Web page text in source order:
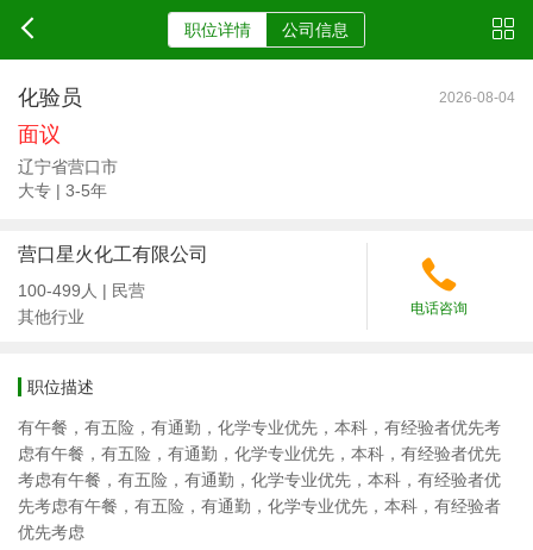
职位详情 公司信息
化验员 2026-08-04
面议
辽宁省营口市
大专 | 3-5年
营口星火化工有限公司
100-499人 | 民营
其他行业
电话咨询
职位描述
有午餐，有五险，有通勤，化学专业优先，本科，有经验者优先考
虑有午餐，有五险，有通勤，化学专业优先，本科，有经验者优先
考虑有午餐，有五险，有通勤，化学专业优先，本科，有经验者优
先考虑有午餐，有五险，有通勤，化学专业优先，本科，有经验者
优先考虑